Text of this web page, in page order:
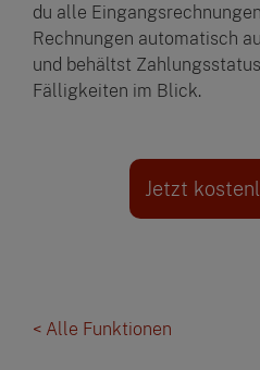
du alle
Rechnungen automatisch
und behältst
Fälligkeiten im Blick.
Jetzt
< Alle Funktionen